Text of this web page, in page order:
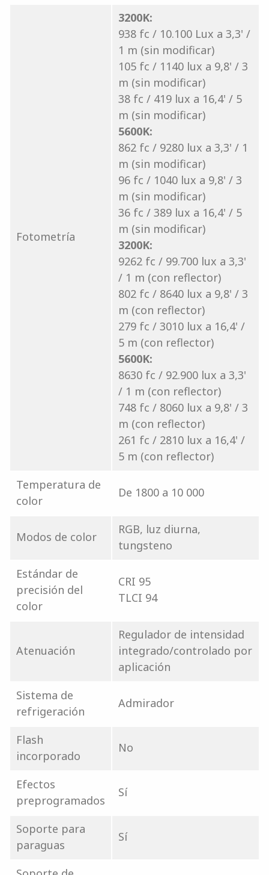
Fotometría
3200K:
938 fc / 10.100 Lux a 3,3' /
1 m (sin modificar)
105 fc / 1140 lux a 9,8' / 3
m (sin modificar)
38 fc / 419 lux a 16,4' / 5
m (sin modificar)
5600K:
862 fc / 9280 lux a 3,3' / 1
m (sin modificar)
96 fc / 1040 lux a 9,8' / 3
m (sin modificar)
36 fc / 389 lux a 16,4' / 5
m (sin modificar)
3200K:
9262 fc / 99.700 lux a 3,3'
/ 1 m (con reflector)
802 fc / 8640 lux a 9,8' / 3
m (con reflector)
279 fc / 3010 lux a 16,4' /
5 m (con reflector)
5600K:
8630 fc / 92.900 lux a 3,3'
/ 1 m (con reflector)
748 fc / 8060 lux a 9,8' / 3
m (con reflector)
261 fc / 2810 lux a 16,4' /
5 m (con reflector)
Temperatura de
color
De 1800 a 10 000
Modos de color
RGB, luz diurna,
tungsteno
Estándar de
precisión del
color
CRI 95
TLCI 94
Atenuación
Regulador de intensidad
integrado/controlado por
aplicación
Sistema de
refrigeración
Admirador
Flash
incorporado
No
Efectos
preprogramados
Sí
Soporte para
paraguas
Sí